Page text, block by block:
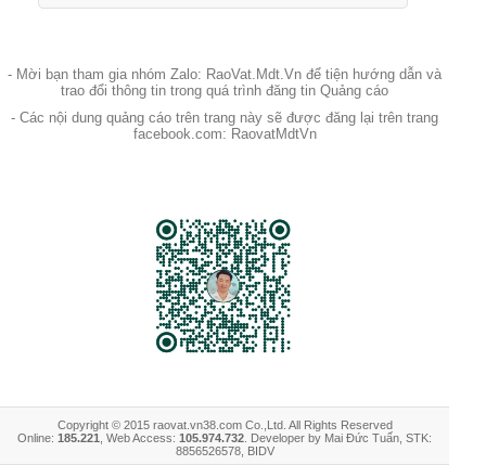
- Mời bạn tham gia nhóm Zalo: RaoVat.Mdt.Vn để tiện hướng dẫn và
trao đổi thông tin trong quá trình đăng tin Quảng cáo
- Các nội dung quảng cáo trên trang này sẽ được đăng lại trên trang
facebook.com: RaovatMdtVn
Copyright © 2015 raovat.vn38.com Co.,Ltd. All Rights Reserved
Online: 185.221 , Web Access: 105.974.732 . Developer by Mai Đức Tuấn, STK:
8856526578, BIDV